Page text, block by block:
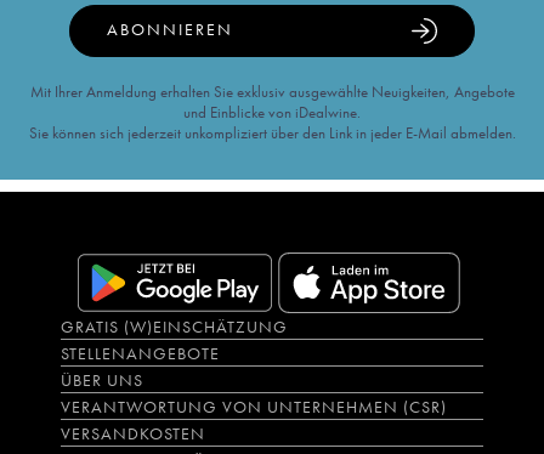
ABONNIEREN
Mit Ihrer Anmeldung erhalten Sie exklusiv ausgewählte Neuigkeiten, Angebote
und Einblicke von iDealwine.
Sie können sich jederzeit unkompliziert über den Link in jeder E-Mail abmelden.
GRATIS (W)EINSCHÄTZUNG
STELLENANGEBOTE
ÜBER UNS
VERANTWORTUNG VON UNTERNEHMEN (CSR)
VERSANDKOSTEN